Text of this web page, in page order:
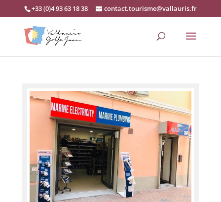
+33 (0)4 93 63 18 38 contact.tourisme@vallauris.fr